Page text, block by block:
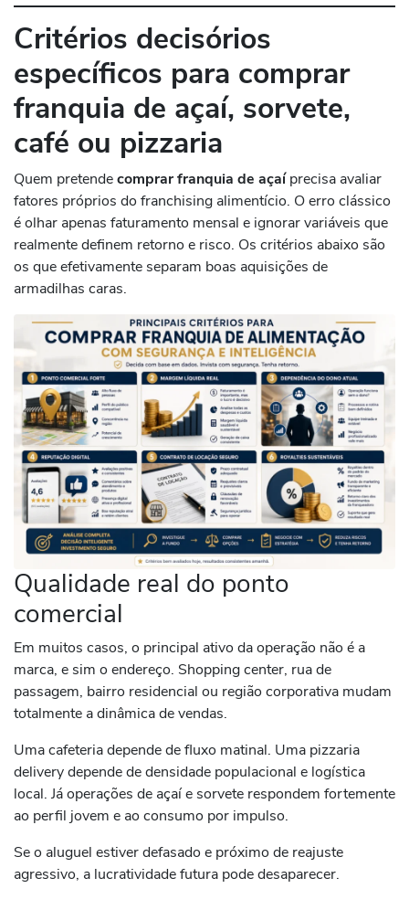
Critérios decisórios
específicos para comprar
franquia de açaí, sorvete,
café ou pizzaria
Quem pretendecomprar franquia de açaíprecisa avaliar
fatores próprios do franchising alimentício. O erro clássico
é olhar apenas faturamento mensal e ignorar variáveis que
realmente definem retorno e risco. Os critérios abaixo são
os que efetivamente separam boas aquisições de
armadilhas caras.
Qualidade real do ponto
comercial
Em muitos casos, o principal ativo da operação não é a
marca, e sim o endereço. Shopping center, rua de
passagem, bairro residencial ou região corporativa mudam
totalmente a dinâmica de vendas.
Uma cafeteria depende de fluxo matinal. Uma pizzaria
delivery depende de densidade populacional e logística
local. Já operações de açaí e sorvete respondem fortemente
ao perfil jovem e ao consumo por impulso.
Se o aluguel estiver defasado e próximo de reajuste
agressivo, a lucratividade futura pode desaparecer.